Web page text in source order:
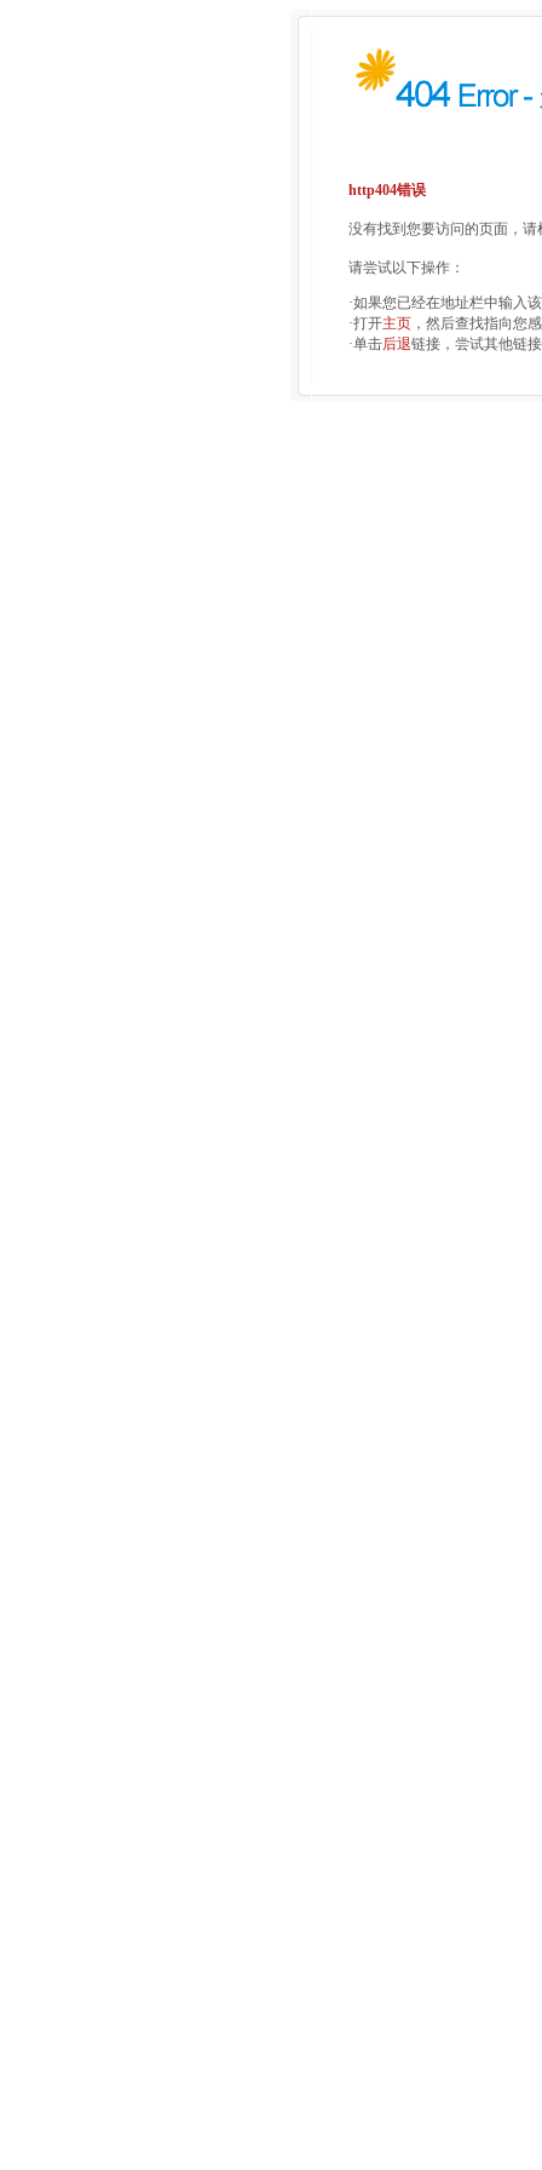
http404错误
没有找到您要访问的页面，
请尝试以下操作：
·如果您已经在地址栏中输入
·打开主页 ，然后查找指向您
·单击后退链接，尝试其他链